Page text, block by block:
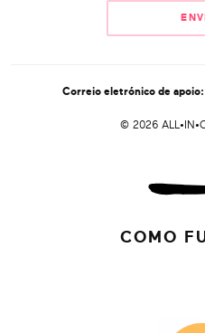
Correio eletrónico de apoio:
© 2026
COMO